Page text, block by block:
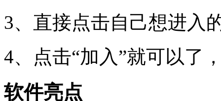
3、直接点击自己想进入
4、点击“加入”就可以了
软件亮点